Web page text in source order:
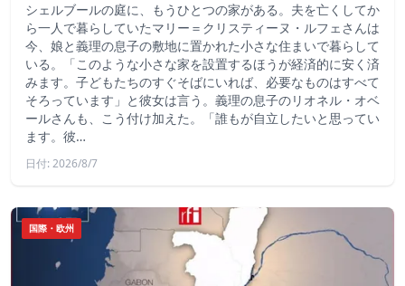
シェルブールの庭に、もうひとつの家がある。夫を亡くしてか
ら一人で暮らしていたマリー＝クリスティーヌ・ルフェさんは
今、娘と義理の息子の敷地に置かれた小さな住まいで暮らして
いる。「このような小さな家を設置するほうが経済的に安く済
みます。子どもたちのすぐそばにいれば、必要なものはすべて
そろっています」と彼女は言う。義理の息子のリオネル・オベ
ールさんも、こう付け加えた。「誰もが自立したいと思ってい
ます。彼…
日付: 2026/8/7
国際・欧州